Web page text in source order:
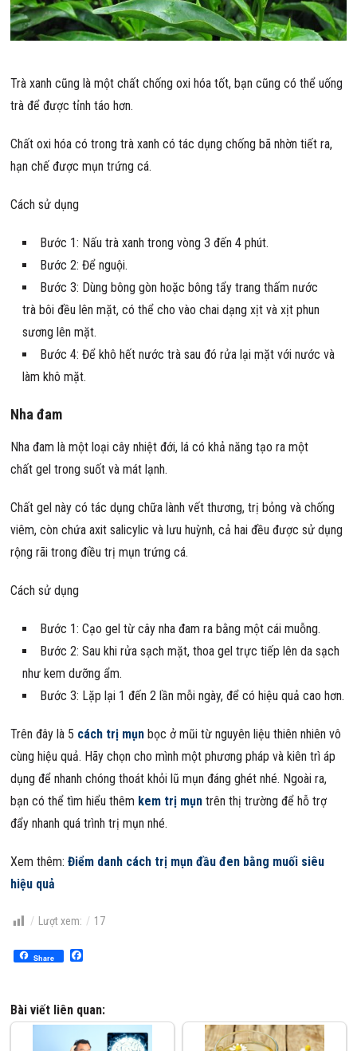
Trà xanh cũng là một chất chống oxi hóa tốt, bạn cũng có thể uống
trà để được tỉnh táo hơn.
Chất oxi hóa có trong trà xanh có tác dụng chống bã nhờn tiết ra,
hạn chế được mụn trứng cá.
Cách sử dụng
Bước 1: Nấu trà xanh trong vòng 3 đến 4 phút.
Bước 2: Để nguội.
Bước 3: Dùng bông gòn hoặc bông tẩy trang thấm nước
trà bôi đều lên mặt, có thể cho vào chai dạng xịt và xịt phun
sương lên mặt.
Bước 4: Để khô hết nước trà sau đó rửa lại mặt với nước và
làm khô mặt.
Nha đam
Nha đam là một loại cây nhiệt đới, lá có khả năng tạo ra một
chất gel trong suốt và mát lạnh.
Chất gel này có tác dụng chữa lành vết thương, trị bỏng và chống
viêm, còn chứa axit salicylic và lưu huỳnh, cả hai đều được sử dụng
rộng rãi trong điều trị mụn trứng cá.
Cách sử dụng
Bước 1: Cạo gel từ cây nha đam ra bằng một cái muỗng.
Bước 2: Sau khi rửa sạch mặt, thoa gel trực tiếp lên da sạch
như kem dưỡng ẩm.
Bước 3: Lặp lại 1 đến 2 lần mỗi ngày, để có hiệu quả cao hơn.
Trên đây là 5 cách trị mụn bọc ở mũi từ nguyên liệu thiên nhiên vô
cùng hiệu quả. Hãy chọn cho mình một phương pháp và kiên trì áp
dụng để nhanh chóng thoát khỏi lũ mụn đáng ghét nhé. Ngoài ra,
bạn có thể tìm hiểu thêm kem trị mụn trên thị trường để hỗ trợ
đẩy nhanh quá trình trị mụn nhé.
Xem thêm:Điểm danh cách trị mụn đầu đen bằng muối siêu
hiệu quả
Lượt xem: 17
Share
Bài viết liên quan: